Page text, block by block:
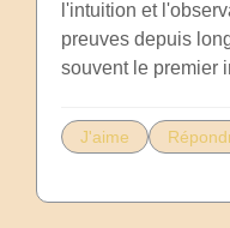
l'intuition et
preuves depuis
souvent le premier
J'aime